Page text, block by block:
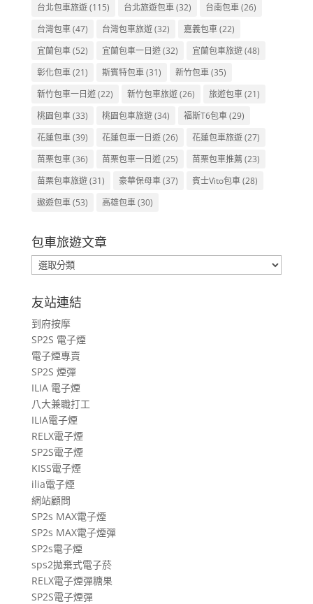
台北包車旅遊(115) 台北旅遊包車(32) 台南包車(26)
台灣包車(47) 台灣包車旅遊(32) 嘉義包車(22)
宜蘭包車(52) 宜蘭包車一日遊(32) 宜蘭包車旅遊(48)
彰化包車(21) 斯賓特包車(31) 新竹包車(35)
新竹包車一日遊(22) 新竹包車旅遊(26) 旅遊包車(21)
桃園包車(33) 桃園包車旅遊(34) 福斯T6包車(29)
花蓮包車(39) 花蓮包車一日遊(26) 花蓮包車旅遊(27)
苗栗包車(36) 苗栗包車一日遊(25) 苗栗包車推薦(23)
苗栗包車旅遊(31) 豪華保母車(37) 賓士Vito包車(28)
遨遊包車(53) 高雄包車(30)
包車旅遊文章
包
車
旅
遊
文
章
友站連結
到府按摩
SP2S 電子煙
電子煙專賣
SP2S 煙彈
ILIA 電子煙
八大兼職打工
ILIA電子煙
RELX電子煙
SP2S電子煙
KISS電子煙
ilia電子煙
網站顧問
SP2s MAX電子煙
SP2s MAX電子煙彈
SP2s電子煙
sps2拋棄式電子菸
RELX電子煙彈糖果
SP2S電子煙彈